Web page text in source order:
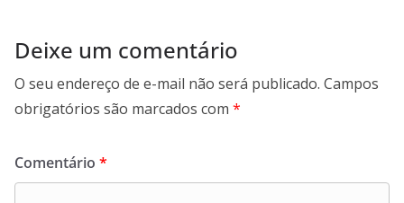
Deixe um comentário
O seu endereço de e-mail não será publicado. Campos
obrigatórios são marcados com *
Comentário *